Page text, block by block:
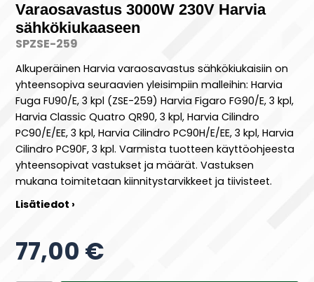
Varaosavastus 3000W 230V Harvia
sähkökiukaaseen
SPZSE-259
Alkuperäinen Harvia varaosavastus sähkökiukaisiin on
yhteensopiva seuraavien yleisimpiin malleihin: Harvia
Fuga FU90/E, 3 kpl (ZSE-259) Harvia Figaro FG90/E, 3 kpl,
Harvia Classic Quatro QR90, 3 kpl, Harvia Cilindro
PC90/E/EE, 3 kpl, Harvia Cilindro PC90H/E/EE, 3 kpl, Harvia
Cilindro PC90F, 3 kpl. Varmista tuotteen käyttöohjeesta
yhteensopivat vastukset ja määrät. Vastuksen
mukana toimitetaan kiinnitystarvikkeet ja tiivisteet.
Lisätiedot ›
77,00 €